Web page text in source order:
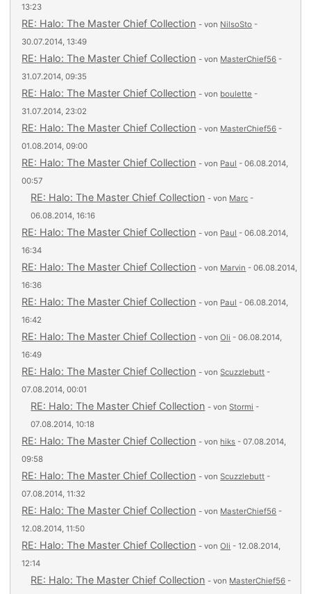
13:23
RE: Halo: The Master Chief Collection - von NilsoSto -
30.07.2014, 13:49
RE: Halo: The Master Chief Collection - von MasterChief56 -
31.07.2014, 09:35
RE: Halo: The Master Chief Collection - von boulette -
31.07.2014, 23:02
RE: Halo: The Master Chief Collection - von MasterChief56 -
01.08.2014, 09:00
RE: Halo: The Master Chief Collection - von Paul - 06.08.2014,
00:57
RE: Halo: The Master Chief Collection - von Marc -
06.08.2014, 16:16
RE: Halo: The Master Chief Collection - von Paul - 06.08.2014,
16:34
RE: Halo: The Master Chief Collection - von Marvin - 06.08.2014,
16:36
RE: Halo: The Master Chief Collection - von Paul - 06.08.2014,
16:42
RE: Halo: The Master Chief Collection - vonOli - 06.08.2014,
16:49
RE: Halo: The Master Chief Collection - vonScuzzlebutt -
07.08.2014, 00:01
RE: Halo: The Master Chief Collection - vonStormi -
07.08.2014, 10:18
RE: Halo: The Master Chief Collection - von hiks - 07.08.2014,
09:58
RE: Halo: The Master Chief Collection - vonScuzzlebutt -
07.08.2014, 11:32
RE: Halo: The Master Chief Collection - von MasterChief56 -
12.08.2014, 11:50
RE: Halo: The Master Chief Collection - vonOli - 12.08.2014,
12:14
RE: Halo: The Master Chief Collection - von MasterChief56 -